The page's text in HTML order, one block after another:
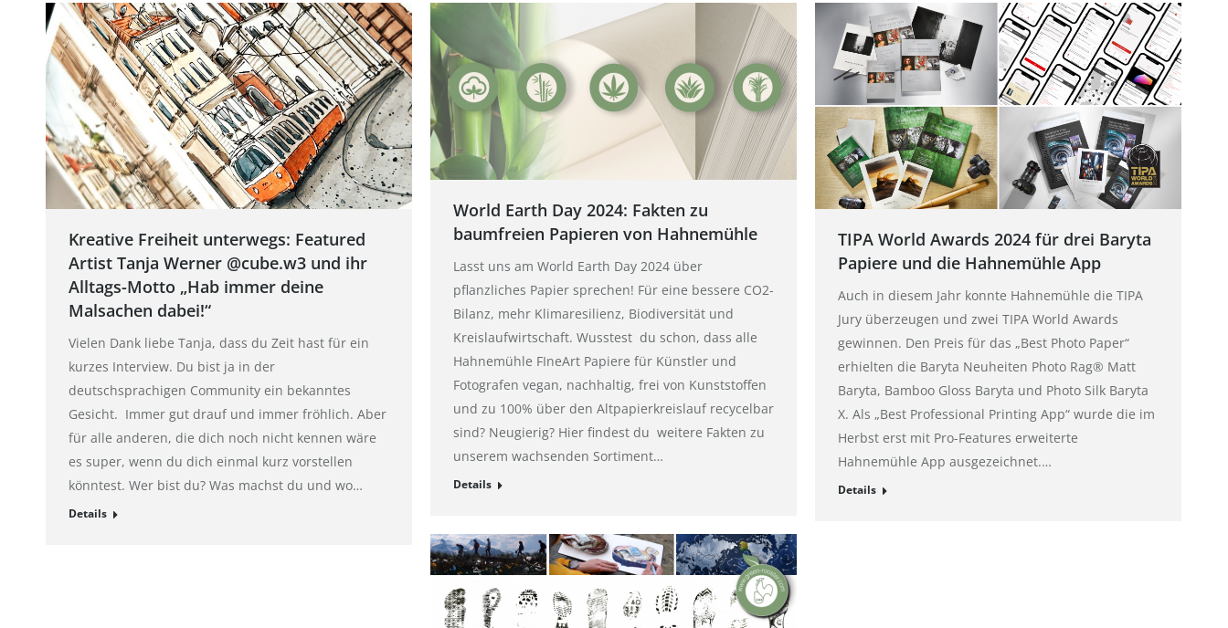
Kreative Freiheit unterwegs: Featured
Artist Tanja Werner @cube.w3 und ihr
Alltags-Motto „Hab immer deine
Malsachen dabei!“
Vielen Dank liebe Tanja, dass du Zeit hast für ein
kurzes Interview. Du bist ja in der
deutschsprachigen Community ein bekanntes
Gesicht. Immer gut drauf und immer fröhlich. Aber
für alle anderen, die dich noch nicht kennen wäre
es super, wenn du dich einmal kurz vorstellen
könntest. Wer bist du? Was machst du und wo…
Details
World Earth Day 2024: Fakten zu
baumfreien Papieren von Hahnemühle
Lasst uns am World Earth Day 2024 über
pflanzliches Papier sprechen! Für eine bessere CO2-
Bilanz, mehr Klimaresilienz, Biodiversität und
Kreislaufwirtschaft. Wusstest du schon, dass alle
Hahnemühle FIneArt Papiere für Künstler und
Fotografen vegan, nachhaltig, frei von Kunststoffen
und zu 100% über den Altpapierkreislauf recycelbar
sind? Neugierig? Hier findest du weitere Fakten zu
unserem wachsenden Sortiment…
Details
TIPA World Awards 2024 für drei Baryta
Papiere und die Hahnemühle App
Auch in diesem Jahr konnte Hahnemühle die TIPA
Jury überzeugen und zwei TIPA World Awards
gewinnen. Den Preis für das „Best Photo Paper“
erhielten die Baryta Neuheiten Photo Rag® Matt
Baryta, Bamboo Gloss Baryta und Photo Silk Baryta
X. Als „Best Professional Printing App“ wurde die im
Herbst erst mit Pro-Features erweiterte
Hahnemühle App ausgezeichnet.…
Details